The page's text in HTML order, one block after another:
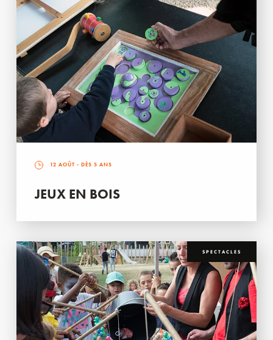
12 AOÛT - DÈS 5 ANS
JEUX EN BOIS
SPECTACLES